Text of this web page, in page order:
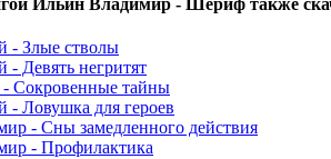
Ильин Владимир - Шериф также
- Злые стволы
Девять негритят
- Сокровенные тайны
- Ловушка для героев
- Сны замедленного действия
- Профилактика